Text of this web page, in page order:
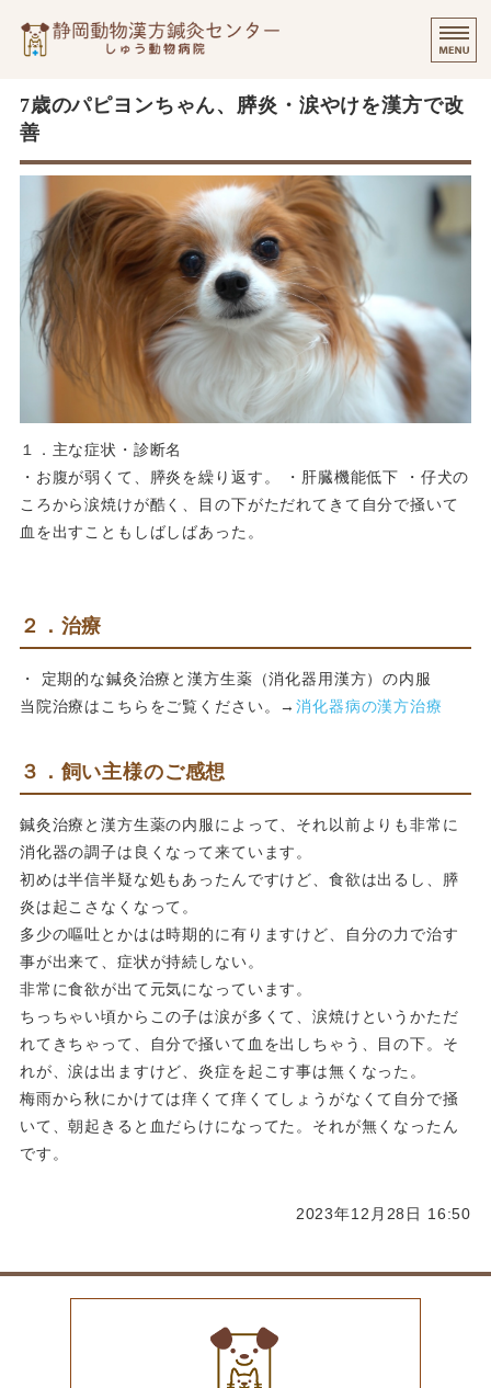
ご挨拶
診察について
個別出張診療について
オンラインでのご相談
7歳のパピヨンちゃん、膵炎・涙やけを漢方で改
善
１．主な症状・診断名
・お腹が弱くて、膵炎を繰り返す。 ・肝臓機能低下 ・仔犬の
ころから涙焼けが酷く、目の下がただれてきて自分で掻いて
血を出すこともしばしばあった。
２．治療
・ 定期的な鍼灸治療と漢方生薬（消化器用漢方）の内服
当院治療はこちらをご覧ください。→消化器病の漢方治療
３．飼い主様のご感想
鍼灸治療と漢方生薬の内服によって、それ以前よりも非常に
消化器の調子は良くなって来ています。
初めは半信半疑な処もあったんですけど、食欲は出るし、膵
炎は起こさなくなって。
多少の嘔吐とかはは時期的に有りますけど、自分の力で治す
事が出来て、症状が持続しない。
非常に食欲が出て元気になっています。
ちっちゃい頃からこの子は涙が多くて、涙焼けというかただ
れてきちゃって、自分で掻いて血を出しちゃう、目の下。そ
れが、涙は出ますけど、炎症を起こす事は無くなった。
梅雨から秋にかけては痒くて痒くてしょうがなくて自分で掻
いて、朝起きると血だらけになってた。それが無くなったん
です。
2023年12月28日 16:50